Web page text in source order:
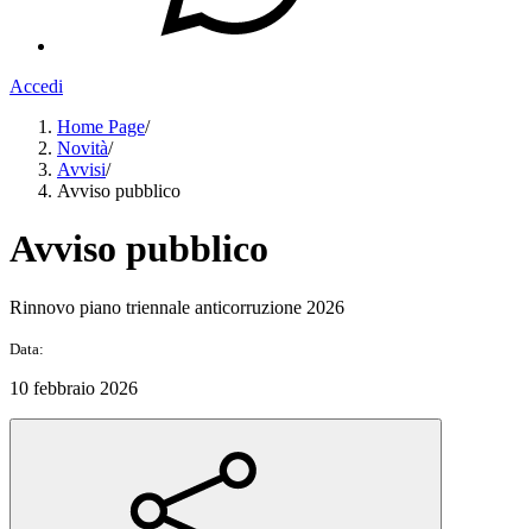
Accedi
Home Page/
Novità/
Avvisi/
Avviso pubblico
Avviso pubblico
Rinnovo piano triennale anticorruzione 2026
Data:
10 febbraio 2026